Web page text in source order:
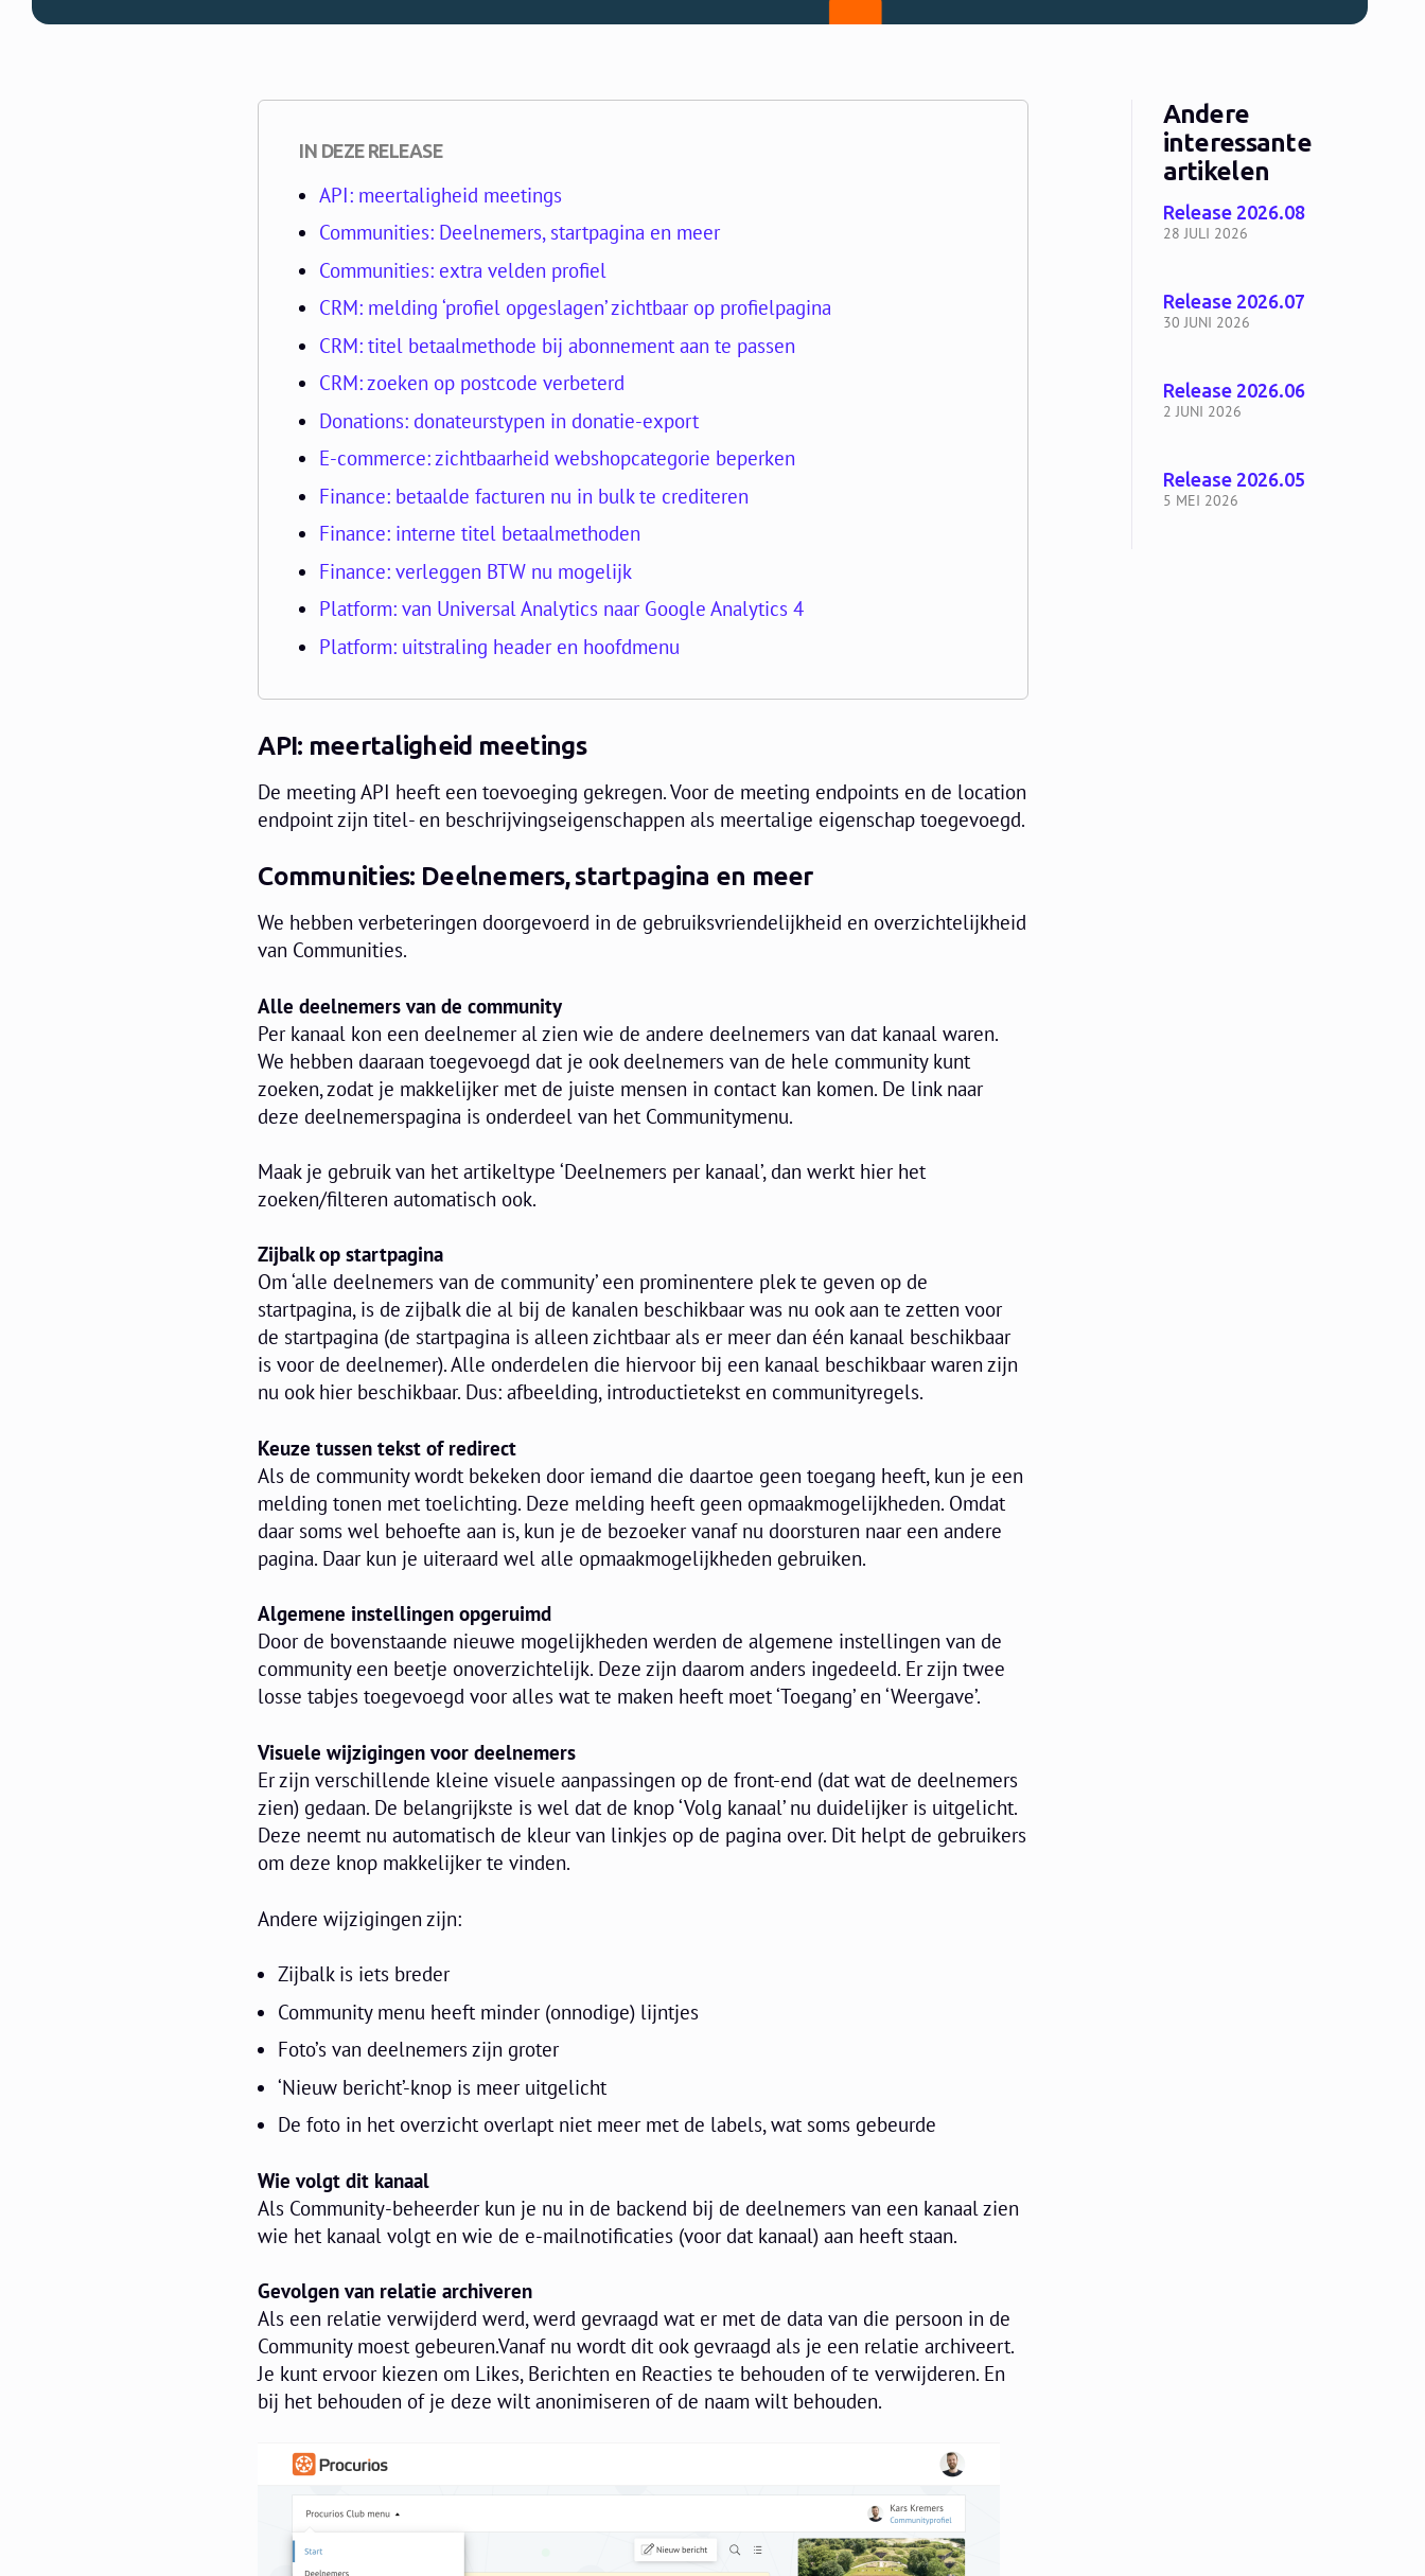
IN DEZE RELEASE
API: meertaligheid meetings
Communities: Deelnemers, startpagina en meer
Communities: extra velden profiel
CRM: melding ‘profiel opgeslagen’ zichtbaar op profielpagina
CRM: titel betaalmethode bij abonnement aan te passen
CRM: zoeken op postcode verbeterd
Donations: donateurstypen in donatie-export
E-commerce: zichtbaarheid webshopcategorie beperken
Finance: betaalde facturen nu in bulk te crediteren
Finance: interne titel betaalmethoden
Finance: verleggen BTW nu mogelijk
Platform: van Universal Analytics naar Google Analytics 4
Platform: uitstraling header en hoofdmenu
API: meertaligheid meetings
De meeting API heeft een toevoeging gekregen. Voor de meeting endpoints en de location
endpoint zijn titel- en beschrijvingseigenschappen als meertalige eigenschap toegevoegd.
Communities: Deelnemers, startpagina en meer
We hebben verbeteringen doorgevoerd in de gebruiksvriendelijkheid en overzichtelijkheid
van Communities.
Alle deelnemers van de community
Per kanaal kon een deelnemer al zien wie de andere deelnemers van dat kanaal waren.
We hebben daaraan toegevoegd dat je ook deelnemers van de hele community kunt
zoeken, zodat je makkelijker met de juiste mensen in contact kan komen. De link naar
deze deelnemerspagina is onderdeel van het Communitymenu.
Maak je gebruik van het artikeltype ‘Deelnemers per kanaal’, dan werkt hier het
zoeken/filteren automatisch ook.
Zijbalk op startpagina
Om ‘alle deelnemers van de community’ een prominentere plek te geven op de
startpagina, is de zijbalk die al bij de kanalen beschikbaar was nu ook aan te zetten voor
de startpagina (de startpagina is alleen zichtbaar als er meer dan één kanaal beschikbaar
is voor de deelnemer). Alle onderdelen die hiervoor bij een kanaal beschikbaar waren zijn
nu ook hier beschikbaar. Dus: afbeelding, introductietekst en communityregels.
Keuze tussen tekst of redirect
Als de community wordt bekeken door iemand die daartoe geen toegang heeft, kun je een
melding tonen met toelichting. Deze melding heeft geen opmaakmogelijkheden. Omdat
daar soms wel behoefte aan is, kun je de bezoeker vanaf nu doorsturen naar een andere
pagina. Daar kun je uiteraard wel alle opmaakmogelijkheden gebruiken.
Algemene instellingen opgeruimd
Door de bovenstaande nieuwe mogelijkheden werden de algemene instellingen van de
community een beetje onoverzichtelijk. Deze zijn daarom anders ingedeeld. Er zijn twee
losse tabjes toegevoegd voor alles wat te maken heeft moet ‘Toegang’ en ‘Weergave’.
Visuele wijzigingen voor deelnemers
Er zijn verschillende kleine visuele aanpassingen op de front-end (dat wat de deelnemers
zien) gedaan. De belangrijkste is wel dat de knop ‘Volg kanaal’ nu duidelijker is uitgelicht.
Deze neemt nu automatisch de kleur van linkjes op de pagina over. Dit helpt de gebruikers
om deze knop makkelijker te vinden.
Andere wijzigingen zijn:
Zijbalk is iets breder
Community menu heeft minder (onnodige) lijntjes
Foto’s van deelnemers zijn groter
‘Nieuw bericht’-knop is meer uitgelicht
De foto in het overzicht overlapt niet meer met de labels, wat soms gebeurde
Wie volgt dit kanaal
Als Community-beheerder kun je nu in de backend bij de deelnemers van een kanaal zien
wie het kanaal volgt en wie de e-mailnotificaties (voor dat kanaal) aan heeft staan.
Gevolgen van relatie archiveren
Als een relatie verwijderd werd, werd gevraagd wat er met de data van die persoon in de
Community moest gebeuren.Vanaf nu wordt dit ook gevraagd als je een relatie archiveert.
Je kunt ervoor kiezen om Likes, Berichten en Reacties te behouden of te verwijderen. En
bij het behouden of je deze wilt anonimiseren of de naam wilt behouden.
Andere
interessante
artikelen
28 JULI 2026
Release 2026.08
30 JUNI 2026
Release 2026.07
2 JUNI 2026
Release 2026.06
5 MEI 2026
Release 2026.05